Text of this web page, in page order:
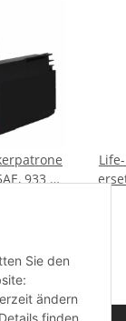
933 XL
magenta
Sie den
ändern